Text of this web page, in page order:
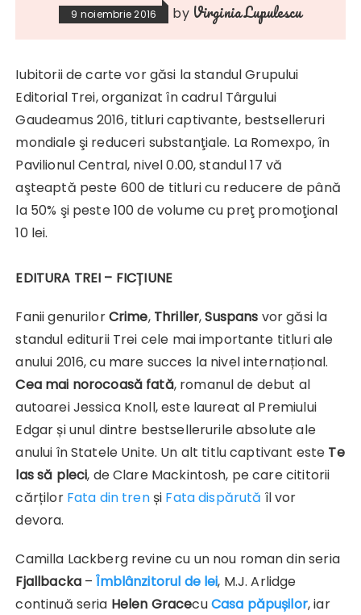
9 noiembrie 2016 by Virginia Lupulescu
Iubitorii de carte vor găsi la standul Grupului
Editorial Trei, organizat în cadrul Târgului
Gaudeamus 2016, titluri captivante, bestselleruri
mondialeşi reduceri substanţiale. La Romexpo, în
Pavilionul Central, nivel 0.00, standul 17 vă
aşteaptă peste 600 de titluri cu reducere de până
la 50% şi peste 100 de volume cu preţ promoţional
10 lei.
EDITURA TREI – FICȚIUNE
Fanii genurilorCrime, Thriller,Suspans vor găsi la
standul editurii Trei cele mai importante titluri ale
anului 2016, cu mare succes la nivel internațional.
Cea mai norocoasă fată, romanul de debut al
autoarei Jessica Knoll, este laureat al Premiului
Edgar și unul dintre bestsellerurile absolute ale
anului în Statele Unite. Un alt titlu captivant este Te
las să pleci, de Clare Mackintosh, pe care cititorii
cărților Fata din trenși Fata dispărută îl vor
devora.
Camilla Lackberg revine cu un nou roman din seria
Fjallbacka–Îmblânzitorul de lei, M.J. Arlidge
continuă seria Helen GracecuCasa păpușilor, iar